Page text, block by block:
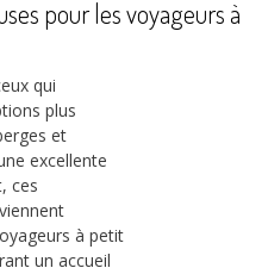
pour les voyageurs à
qui
plus
et
excellente
ces
à petit
un accueil